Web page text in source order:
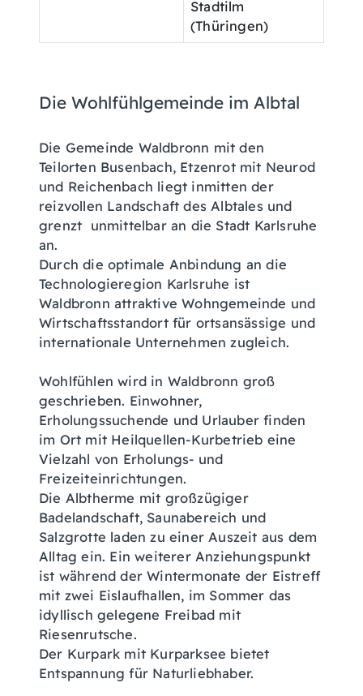
Stadtilm
(Thüringen)
Die Wohlfühlgemeinde im Albtal
Die Gemeinde Waldbronn mit den
Teilorten Busenbach, Etzenrot mit Neurod
und Reichenbach liegt inmitten der
reizvollen Landschaft des Albtales und
grenzt unmittelbar an die Stadt Karlsruhe
an.
Durch die optimale Anbindung an die
Technologieregion Karlsruhe ist
Waldbronn attraktive Wohngemeinde und
Wirtschaftsstandort für ortsansässige und
internationale Unternehmen zugleich.
Wohlfühlen wird in Waldbronn groß
geschrieben. Einwohner,
Erholungssuchende und Urlauber finden
im Ort mit Heilquellen-Kurbetrieb eine
Vielzahl von Erholungs- und
Freizeiteinrichtungen.
Die Albtherme mit großzügiger
Badelandschaft, Saunabereich und
Salzgrotte laden zu einer Auszeit aus dem
Alltag ein. Ein weiterer Anziehungspunkt
ist während der Wintermonate der Eistreff
mit zwei Eislaufhallen, im Sommer das
idyllisch gelegene Freibad mit
Riesenrutsche.
Der Kurpark mit Kurparksee bietet
Entspannung für Naturliebhaber.